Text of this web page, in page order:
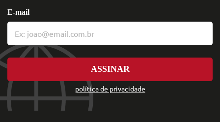
política de privacidade
E-mail
ASSINAR